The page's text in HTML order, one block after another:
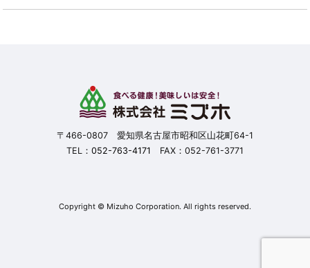
〒466-0807 愛知県名古屋市昭和区山花町64-1
TEL： 052-763-4171 FAX：052-761-3771
Copyright © Mizuho Corporation. All rights reserved.